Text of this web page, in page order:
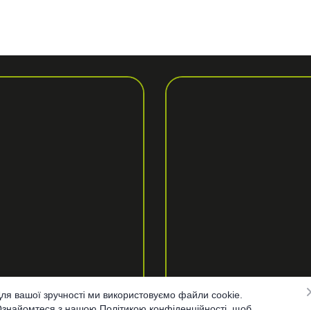
вашої зручності ми використовуємо файли cookie.